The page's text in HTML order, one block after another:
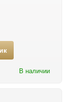
В наличии